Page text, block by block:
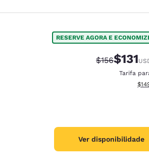
RESERVE AGORA E
Tarifa
$156Tarifa
$131
Tarifa
Ver disponibilidade